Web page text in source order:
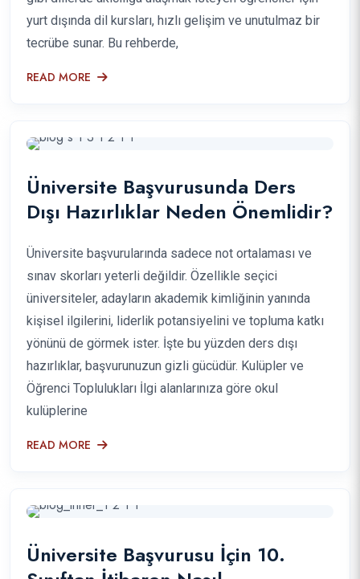
yurt dışında dil kursları, hızlı gelişim ve unutulmaz bir
tecrübe sunar. Bu rehberde,
READ MORE
Üniversite Başvurusunda Ders
Dışı Hazırlıklar Neden Önemlidir?
Üniversite başvurularında sadece not ortalaması ve
sınav skorları yeterli değildir. Özellikle seçici
üniversiteler, adayların akademik kimliğinin yanında
kişisel ilgilerini, liderlik potansiyelini ve topluma katkı
yönünü de görmek ister. İşte bu yüzden ders dışı
hazırlıklar, başvurunuzun gizli gücüdür. Kulüpler ve
Öğrenci Toplulukları İlgi alanlarınıza göre okul
kulüplerine
READ MORE
Üniversite Başvurusu İçin 10.